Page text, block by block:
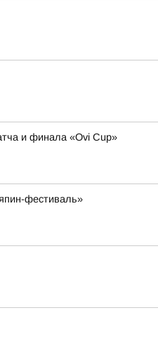
и финала «Ovi Cup»
фестиваль»